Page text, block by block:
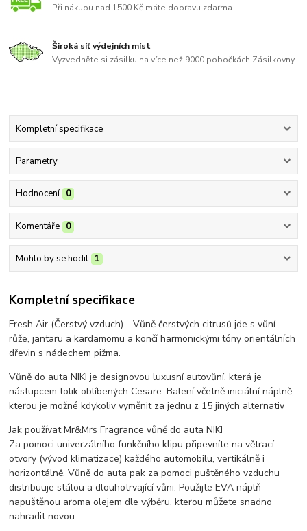
Při nákupu nad 1500 Kč máte dopravu zdarma
Široká síť výdejních míst
Vyzvedněte si zásilku na více než 9000 pobočkách Zásilkovny
Kompletní specifikace
Parametry
Hodnocení 0
Komentáře 0
Mohlo by se hodit 1
Kompletní specifikace
Fresh Air (Čerstvý vzduch) - Vůně čerstvých citrusů jde s vůní
růže, jantaru a kardamomu a končí harmonickými tóny orientálních
dřevin s nádechem pižma.
Vůně do auta NIKI je designovou luxusní autovůní, která je
nástupcem tolik oblíbených Cesare. Balení včetně iniciální náplně,
kterou je možné kdykoliv vyměnit za jednu z 15 jiných alternativ
Jak používat Mr&Mrs Fragrance vůně do auta NIKI
Za pomoci univerzálního funkčního klipu připevníte na větrací
otvory (vývod klimatizace) každého automobilu, vertikálně i
horizontálně. Vůně do auta pak za pomoci puštěného vzduchu
distribuuje stálou a dlouhotrvající vůni. Použijte EVA náplň
napuštěnou aroma olejem dle výběru, kterou můžete snadno
nahradit novou.